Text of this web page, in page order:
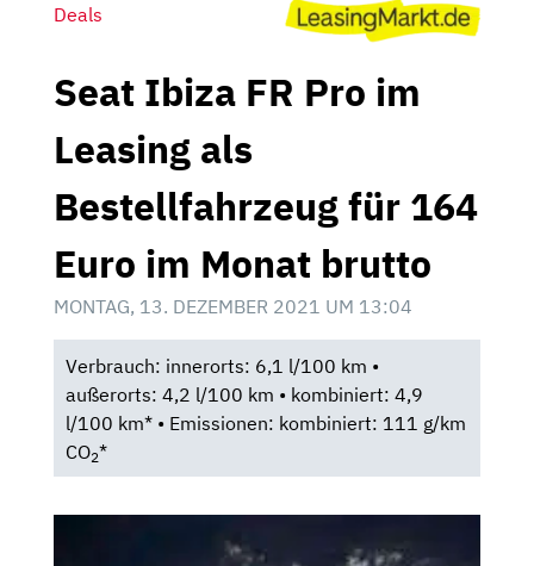
Deals
Seat Ibiza FR Pro im
Leasing als
Bestellfahrzeug für 164
Euro im Monat brutto
MONTAG, 13. DEZEMBER 2021 UM 13:04
Verbrauch: innerorts: 6,1 l/100 km •
außerorts: 4,2 l/100 km • kombiniert: 4,9
l/100 km* • Emissionen: kombiniert: 111 g/km
CO2*